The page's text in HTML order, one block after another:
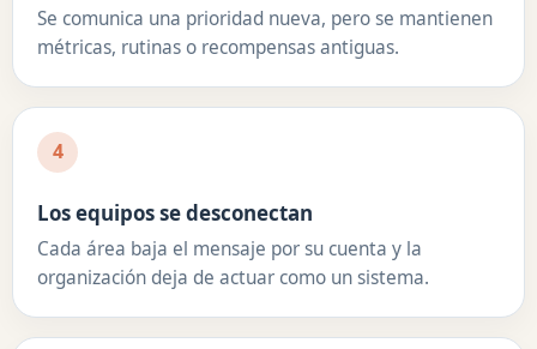
Se comunica una prioridad nueva, pero se mantienen
métricas, rutinas o recompensas antiguas.
4
Los equipos se desconectan
Cada área baja el mensaje por su cuenta y la
organización deja de actuar como un sistema.